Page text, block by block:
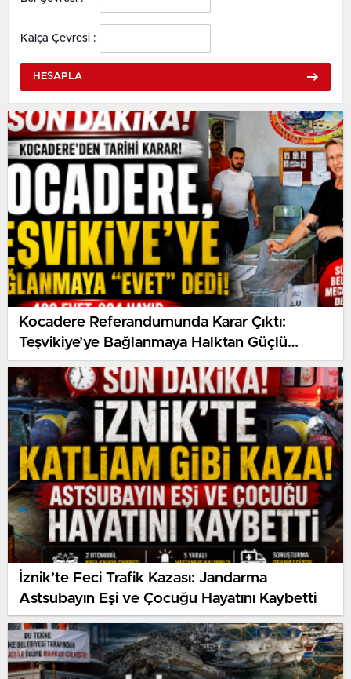
Kalça Çevresi :
HESAPLA
Kocadere Referandumunda Karar Çıktı:
Teşvikiye’ye Bağlanmaya Halktan Güçlü
Destek
İznik’te Feci Trafik Kazası: Jandarma
Astsubayın Eşi ve Çocuğu Hayatını Kaybetti